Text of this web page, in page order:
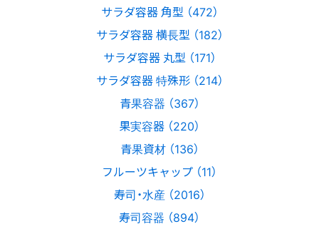
サラダ容器 角型 （472）
サラダ容器 横長型 （182）
サラダ容器 丸型 （171）
サラダ容器 特殊形 （214）
青果容器 （367）
果実容器 （220）
青果資材 （136）
フルーツキャップ （11）
寿司・水産 （2016）
寿司容器 （894）